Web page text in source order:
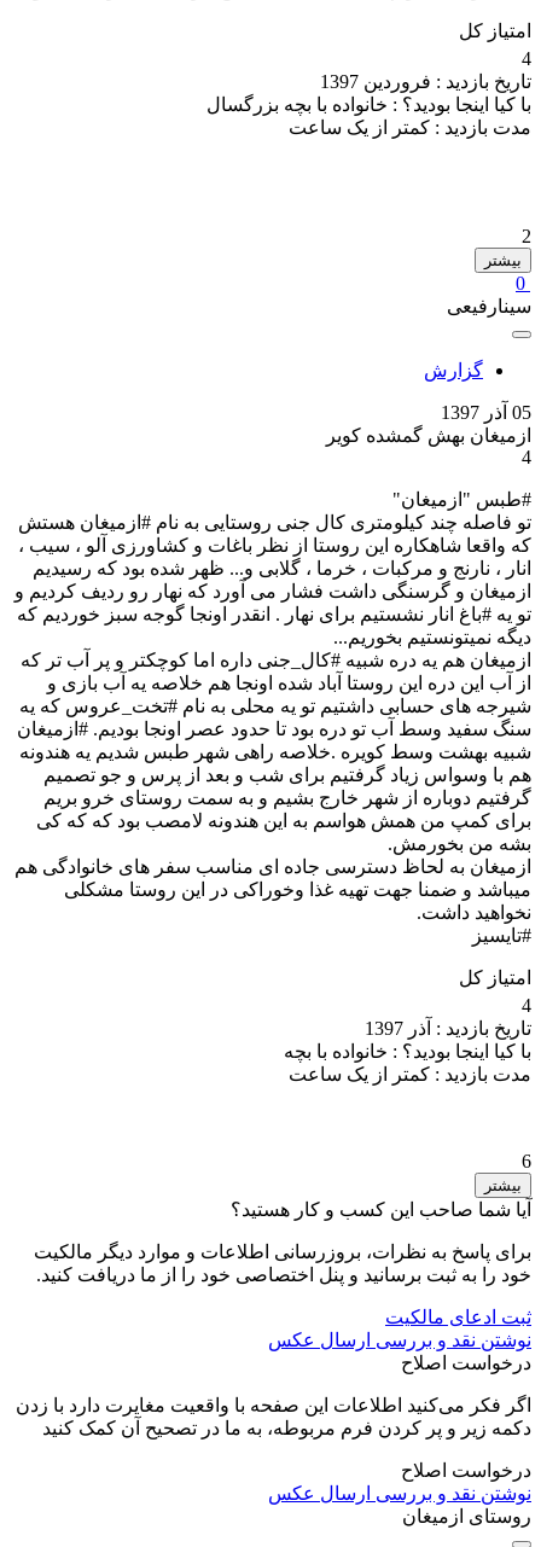
امتیاز کل
4
تاریخ بازدید : فروردین 1397
با کیا اینجا بودید؟ : خانواده با بچه بزرگسال
مدت بازدید : کمتر از یک ساعت
2
بیشتر
0
سینارفیعی
گزارش
05 آذر 1397
ازمیغان بهش گمشده کویر
4
#طبس "ازمیغان"
تو فاصله چند کیلومتری کال جنی روستایی به نام #ازمیغان هستش
که واقعا شاهکاره این روستا از نظر باغات و کشاورزی آلو ، سیب ،
انار ، نارنج و مرکبات ، خرما ، گلابی و... ظهر شده بود که رسیدیم
ازمیغان و گرسنگی داشت فشار می آورد که نهار رو ردیف کردیم و
تو یه #باغ انار نشستیم برای نهار . انقدر اونجا گوجه سبز خوردیم که
دیگه نمیتونستیم بخوریم...
ازمیغان هم یه دره شبیه #کال_جنی داره اما کوچکتر و پر آب تر که
از آب این دره این روستا آباد شده اونجا هم خلاصه یه آب بازی و
شیرجه های حسابی داشتیم تو یه محلی به نام #تخت_عروس که یه
سنگ سفید وسط آب تو دره بود تا حدود عصر اونجا بودیم. #ازمیغان
شبیه بهشت وسط کویره .خلاصه راهی شهر طبس شدیم یه هندونه
هم با وسواس زیاد گرفتیم برای شب و بعد از پرس و جو تصمیم
گرفتیم دوباره از شهر خارج بشیم و به سمت روستای خرو بریم
برای کمپ من همش هواسم به این هندونه لامصب بود که که کی
بشه من بخورمش.
ازمیغان به لحاظ دسترسی جاده ای مناسب سفر های خانوادگی هم
میباشد و ضمنا جهت تهیه غذا و‌خوراکی در این روستا مشکلی
نخواهید داشت.
#تایسیز
امتیاز کل
4
تاریخ بازدید : آذر 1397
با کیا اینجا بودید؟ : خانواده با بچه
مدت بازدید : کمتر از یک ساعت
6
بیشتر
آیا شما صاحب این کسب و کار هستید؟
برای پاسخ به نظرات، بروزرسانی اطلاعات و موارد دیگر مالکیت
خود را به ثبت برسانید و پنل اختصاصی خود را از ما دریافت کنید.
ثبت ادعای مالکیت
نوشتن نقد و بررسی ارسال عکس
درخواست اصلاح
اگر فکر می‌کنید اطلاعات این صفحه با واقعیت مغایرت دارد با زدن
دکمه زیر و پر کردن فرم مربوطه، به ما در تصحیح آن کمک کنید
درخواست اصلاح
نوشتن نقد و بررسی ارسال عکس
روستای ازمیغان